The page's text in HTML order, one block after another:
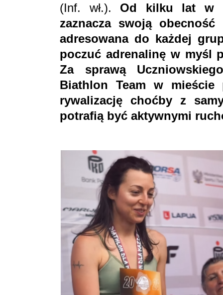
(Inf. wł.). Od kilku lat w
zaznacza swoją
adresowana do każdej
poczuć adrenalinę w myśl
Za sprawą
Biathlon Team w mieście
rywalizację choćby z
potrafią być aktywnymi